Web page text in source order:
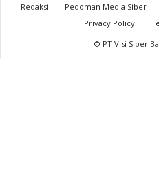
Redaksi Pedoman Media Siber
Privacy Policy
© PT Visi Siber